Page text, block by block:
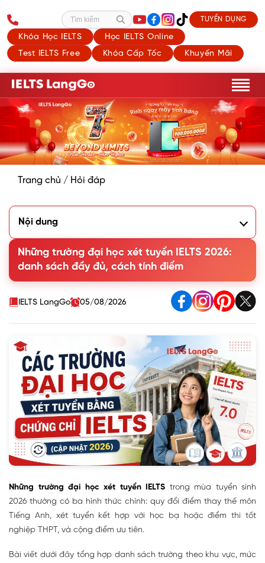
Khóa Học IELTS
Học IELTS Online
Test IELTS Free
Khóa Cấp Tốc Khuyến Mãi
Tìm kiếm TUYỂN DỤNG
Trang chủ / Hỏi đáp
Nội dung
tối thiểu
1.1. Quy đổi điểm IELTS sang điểm thi tốt nghiệp THPT
1.3. Cộng điểm ưu tiên/khuyến khích
2. IELTS có được dùng để tuyển thẳng, miễn thi hoàn toàn
không?
3. Danh sách trường đại học xét tuyển IELTS 2026 theo khu
vực
4. Trường đại học top đầu yêu cầu IELTS bao nhiêu?
5. Cách nộp hồ sơ xét tuyển đại học bằng chứng chỉ IELTS
6. Câu hỏi thường gặp khi xét tuyển đại học bằng IELTS
Những trường đại học xét tuyển IELTS 2026:
danh sách đầy đủ, cách tính điểm
IELTS LangGo 05/08/2026
Những trường đại học xét tuyển IELTS trong mùa tuyển sinh
2026 thường có ba hình thức chính: quy đổi điểm thay thế môn
Tiếng Anh, xét tuyển kết hợp với học bạ hoặc điểm thi tốt
nghiệp THPT, và cộng điểm ưu tiên.
Bài viết dưới đây tổng hợp danh sách trường theo khu vực, mức